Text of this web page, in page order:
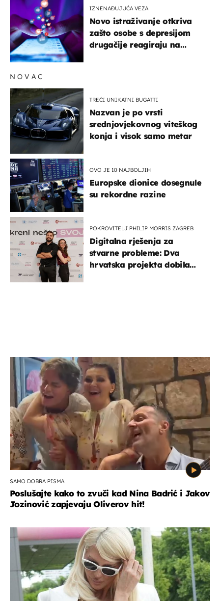
IZNENAĐUJUĆA VEZA
Novo istraživanje otkriva
zašto osobe s depresijom
drugačije reagiraju na
NOVAC
TREĆI UNIKATNI BUGATTI
Nazvan je po vrsti
srednjovjekovnog viteškog
konja i visok samo metar
OVO JE 10 NAJBOLJIH
Europske dionice dosegnule
su rekordne razine
POKROVITELJ PHILIP MORRIS ZAGREB
Digitalna rješenja za
stvarne probleme: Dva
hrvatska projekta dobila
SAMO DOBRA PISMA
Poslušajte kako to zvuči kad Nina Badrić i Jakov
Jozinović zapjevaju Oliverov hit!